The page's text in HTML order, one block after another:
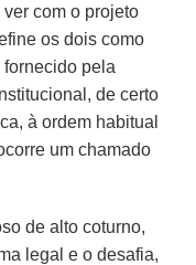
com o projeto
os dois como
pela
de certo
à ordem habitual
um chamado
de alto coturno,
legal e o desafia,